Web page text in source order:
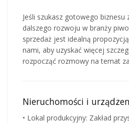
Jeśli szukasz gotowego biznesu
dalszego rozwoju w branży
sprzedaż jest idealną
nami, aby uzyskać więcej
rozpocząć rozmowy na temat
Nieruchomości i
• Lokal produkcyjny: Zakład